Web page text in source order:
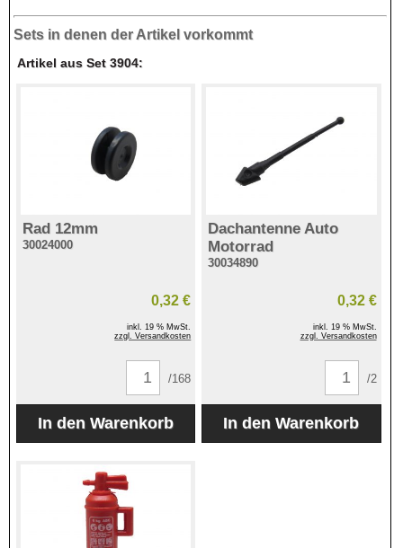
Sets in denen der Artikel vorkommt
Artikel aus Set 3904:
Rad 12mm
30024000
0,32 €
inkl. 19 % MwSt.
zzgl. Versandkosten
/168
Dachantenne Auto
Motorrad
30034890
0,32 €
inkl. 19 % MwSt.
zzgl. Versandkosten
/2